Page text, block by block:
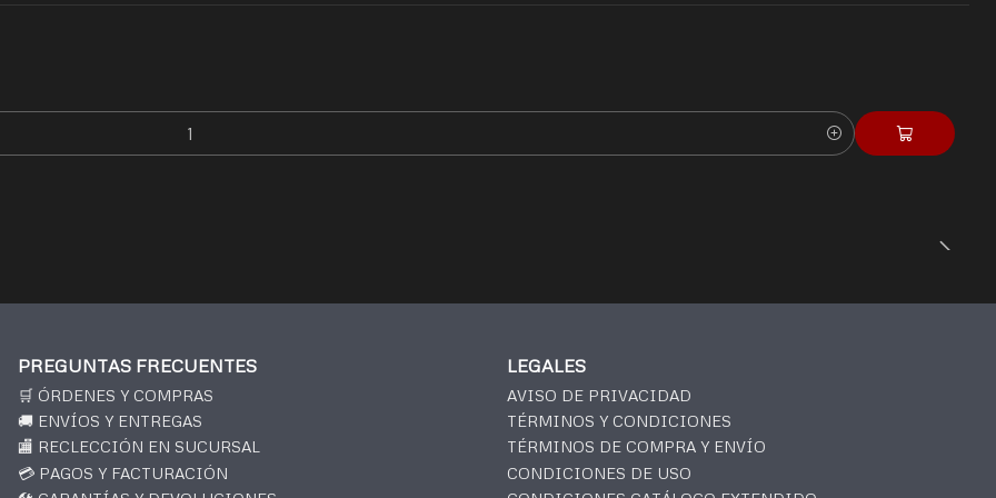
PREGUNTAS FRECUENTES
🛒 ÓRDENES Y COMPRAS
🚚 ENVÍOS Y ENTREGAS
🏬 RECLECCIÓN EN SUCURSAL
💳 PAGOS Y FACTURACIÓN
LEGALES
AVISO DE PRIVACIDAD
TÉRMINOS Y CONDICIONES
TÉRMINOS DE COMPRA Y ENVÍO
CONDICIONES DE USO